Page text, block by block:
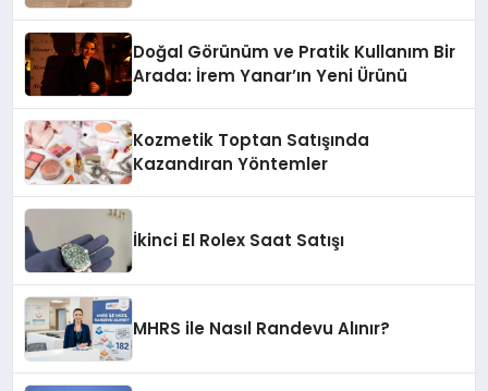
Doğal Görünüm ve Pratik Kullanım Bir
Arada: İrem Yanar’ın Yeni Ürünü
Kozmetik Toptan Satışında
Kazandıran Yöntemler
İkinci El Rolex Saat Satışı
MHRS ile Nasıl Randevu Alınır?